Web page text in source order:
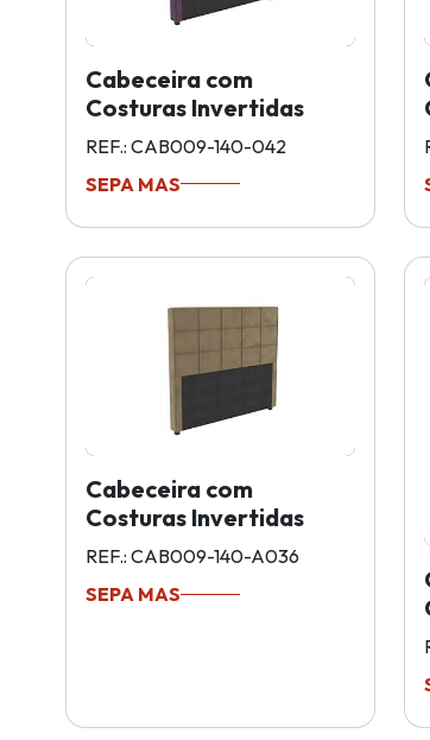
Cabeceira com
Costuras Invertidas
REF.: CAB009-140-042
SEPA MAS
Cabeceira com
Costuras Invertidas
REF.: CAB009-140-A036
SEPA MAS